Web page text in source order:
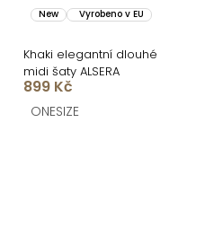
New Vyrobeno v EU
Khaki elegantní dlouhé
midi šaty ALSERA
899 Kč
ONESIZE